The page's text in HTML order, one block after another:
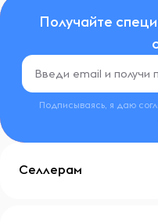
Получайте
Подписываясь, я даю
Селлерам